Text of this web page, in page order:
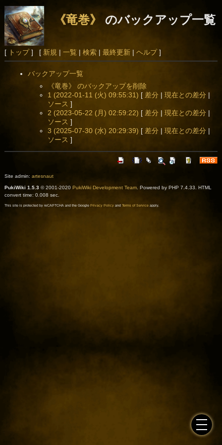
《竜巻》 のバックアップ一覧
[ トップ] [ 新規 | 一覧 | 検索| 最終更新| ヘルプ]
バックアップ一覧
《竜巻》 のバックアップを削除
1 (2022-01-11 (火) 09:55:31) [ 差分 |現在との差分 |
ソース ]
2 (2023-05-22 (月) 02:59:22) [ 差分 |現在との差分 |
ソース ]
3 (2025-07-30 (水) 20:29:39) [ 差分 |現在との差分 |
ソース ]
Site admin: artesnaut
PukiWiki 1.5.3© 2001-2020 PukiWiki Development Team. Powered by PHP 7.4.33. HTML
convert time: 0.008 sec.
This site is protected by reCAPTCHA and the Google Privacy Policyand Terms of Serviceapply.